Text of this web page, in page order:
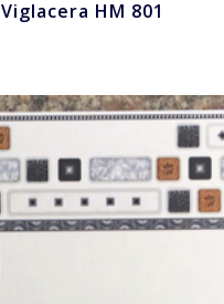
Nhấn để xem
Viglacera HM 801